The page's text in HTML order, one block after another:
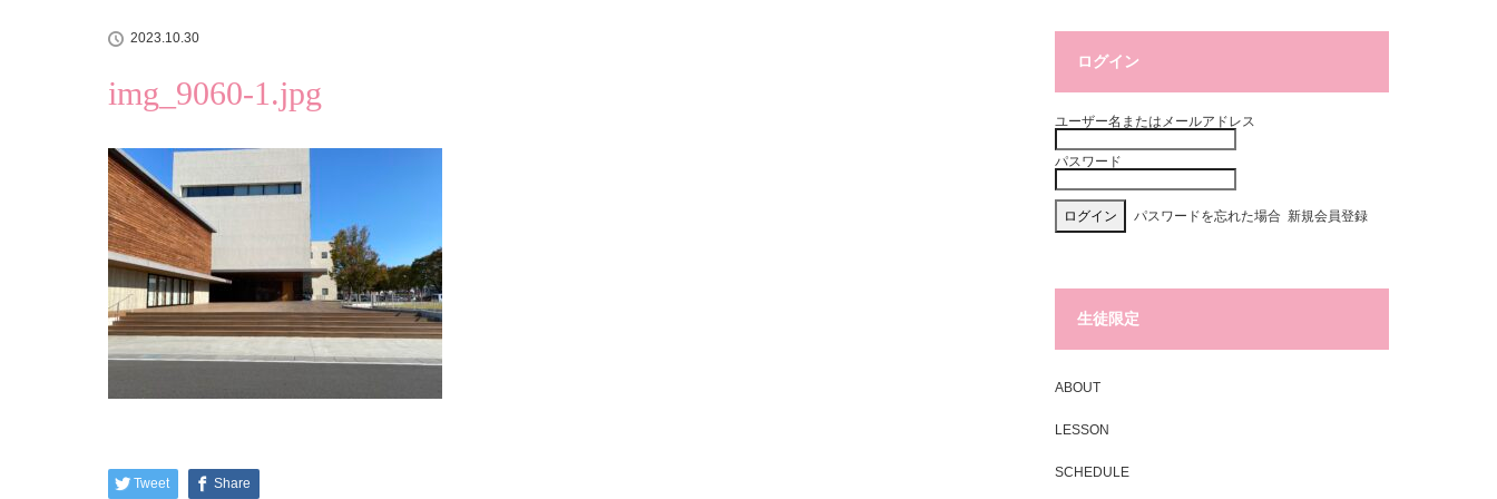
2023.10.30
img_9060-1.jpg
Tweet Share
ログイン
ユーザー名またはメールアドレス
パスワード
パスワードを忘れた場合 新規会員登録
生徒限定
ABOUT
LESSON
SCHEDULE